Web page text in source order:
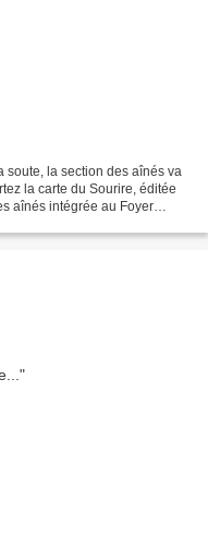
soute, la section des aînés va
la carte du Sourire, éditée
aînés intégrée au Foyer